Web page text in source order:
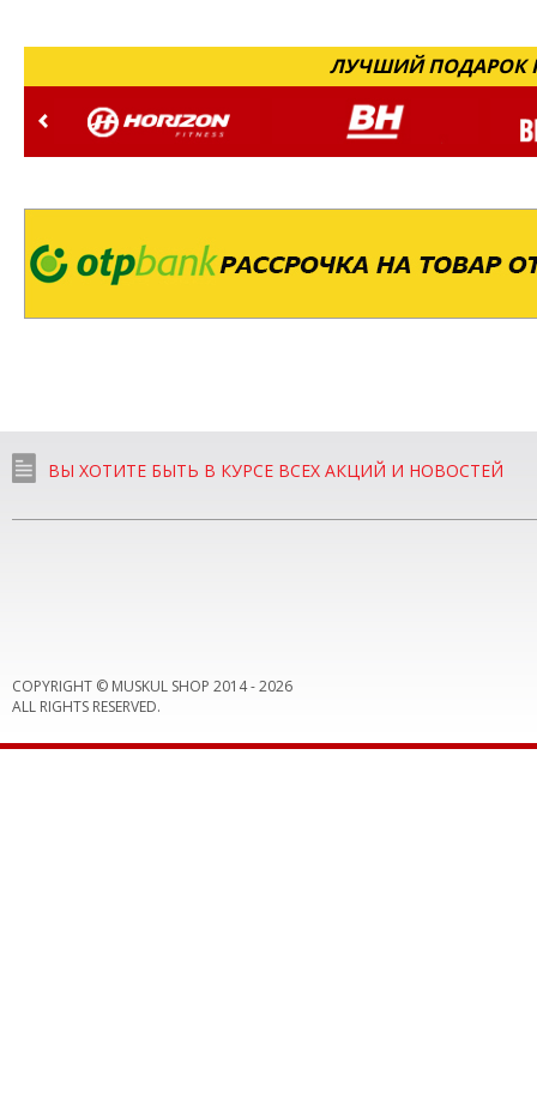
ЛУЧШИЙ ПОДАРОК
ВЫ ХОТИТЕ БЫТЬ В КУРСЕ ВСЕХ АКЦИЙ И НОВОСТЕЙ
COPYRIGHT © MUSKUL SHOP 2014 -2026
ALL RIGHTS RESERVED.